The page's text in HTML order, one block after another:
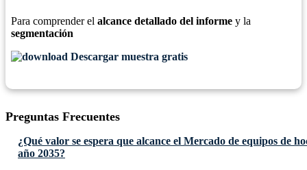
Para comprender el alcance detallado del informe y la
segmentación
Descargar muestra gratis
Preguntas Frecuentes
¿Qué valor se espera que alcance el Mercado de equipos de
año 2035?